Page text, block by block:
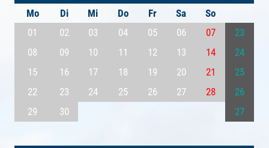
Mo
Di Mi Do Fr Sa
So
01
02 03 04 05 06 07
23
08
09 10 11 12 13 14
24
15
16 17 18 19 20 21
25
22
23 24 25 26 27 28
26
29
30 27